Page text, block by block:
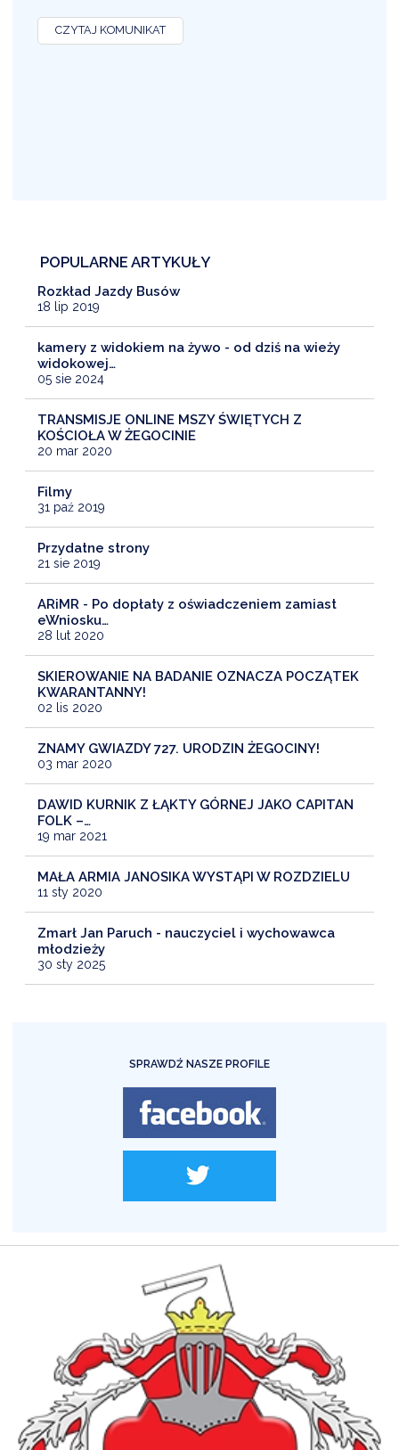
CZYTAJ KOMUNIKAT
POPULARNE ARTYKUŁY
Rozkład Jazdy Busów
18 lip 2019
kamery z widokiem na żywo - od dziś na wieży
widokowej…
05 sie 2024
TRANSMISJE ONLINE MSZY ŚWIĘTYCH Z
KOŚCIOŁA W ŻEGOCINIE
20 mar 2020
Filmy
31 paź 2019
Przydatne strony
21 sie 2019
ARiMR - Po dopłaty z oświadczeniem zamiast
eWniosku…
28 lut 2020
SKIEROWANIE NA BADANIE OZNACZA POCZĄTEK
KWARANTANNY!
02 lis 2020
ZNAMY GWIAZDY 727. URODZIN ŻEGOCINY!
03 mar 2020
DAWID KURNIK Z ŁĄKTY GÓRNEJ JAKO CAPITAN
FOLK –…
19 mar 2021
MAŁA ARMIA JANOSIKA WYSTĄPI W ROZDZIELU
11 sty 2020
Zmarł Jan Paruch - nauczyciel i wychowawca
młodzieży
30 sty 2025
SPRAWDŹ NASZE PROFILE